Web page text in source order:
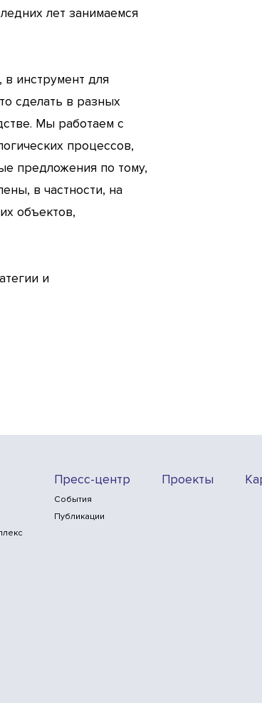
лет занимаемся
инструмент для
сделать в разных
Мы работаем с
процессов,
предложения по тому,
в частности, на
объектов,
и
Пресс-центр
События
Публикации
Проекты